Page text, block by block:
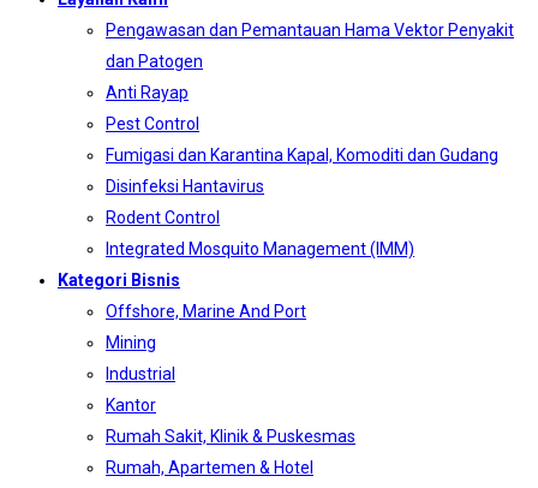
Pengawasan dan Pemantauan Hama Vektor Penyakit
dan Patogen
Anti Rayap
Pest Control
Fumigasi dan Karantina Kapal, Komoditi dan Gudang
Disinfeksi Hantavirus
Rodent Control
Integrated Mosquito Management (IMM)
Kategori Bisnis
Offshore, Marine And Port
Mining
Industrial
Kantor
Rumah Sakit, Klinik & Puskesmas
Rumah, Apartemen & Hotel